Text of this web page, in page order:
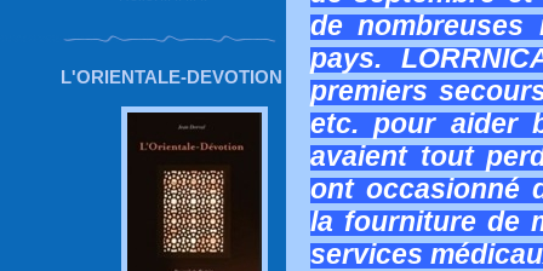
L'ORIENTALE-DEVOTION
de nombreuses
pays.
premiers
etc. pour aider
avaient tout
ont occasionné
la fourniture de
services